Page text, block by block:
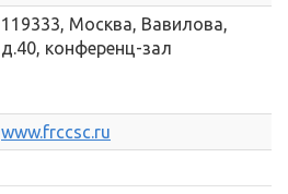
119333, Москва, Вавилова,
д.40, конференц-зал
www.frccsc.ru